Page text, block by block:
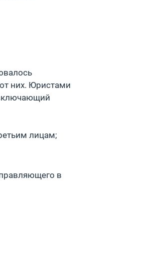
них. Юристами
лицам;
в